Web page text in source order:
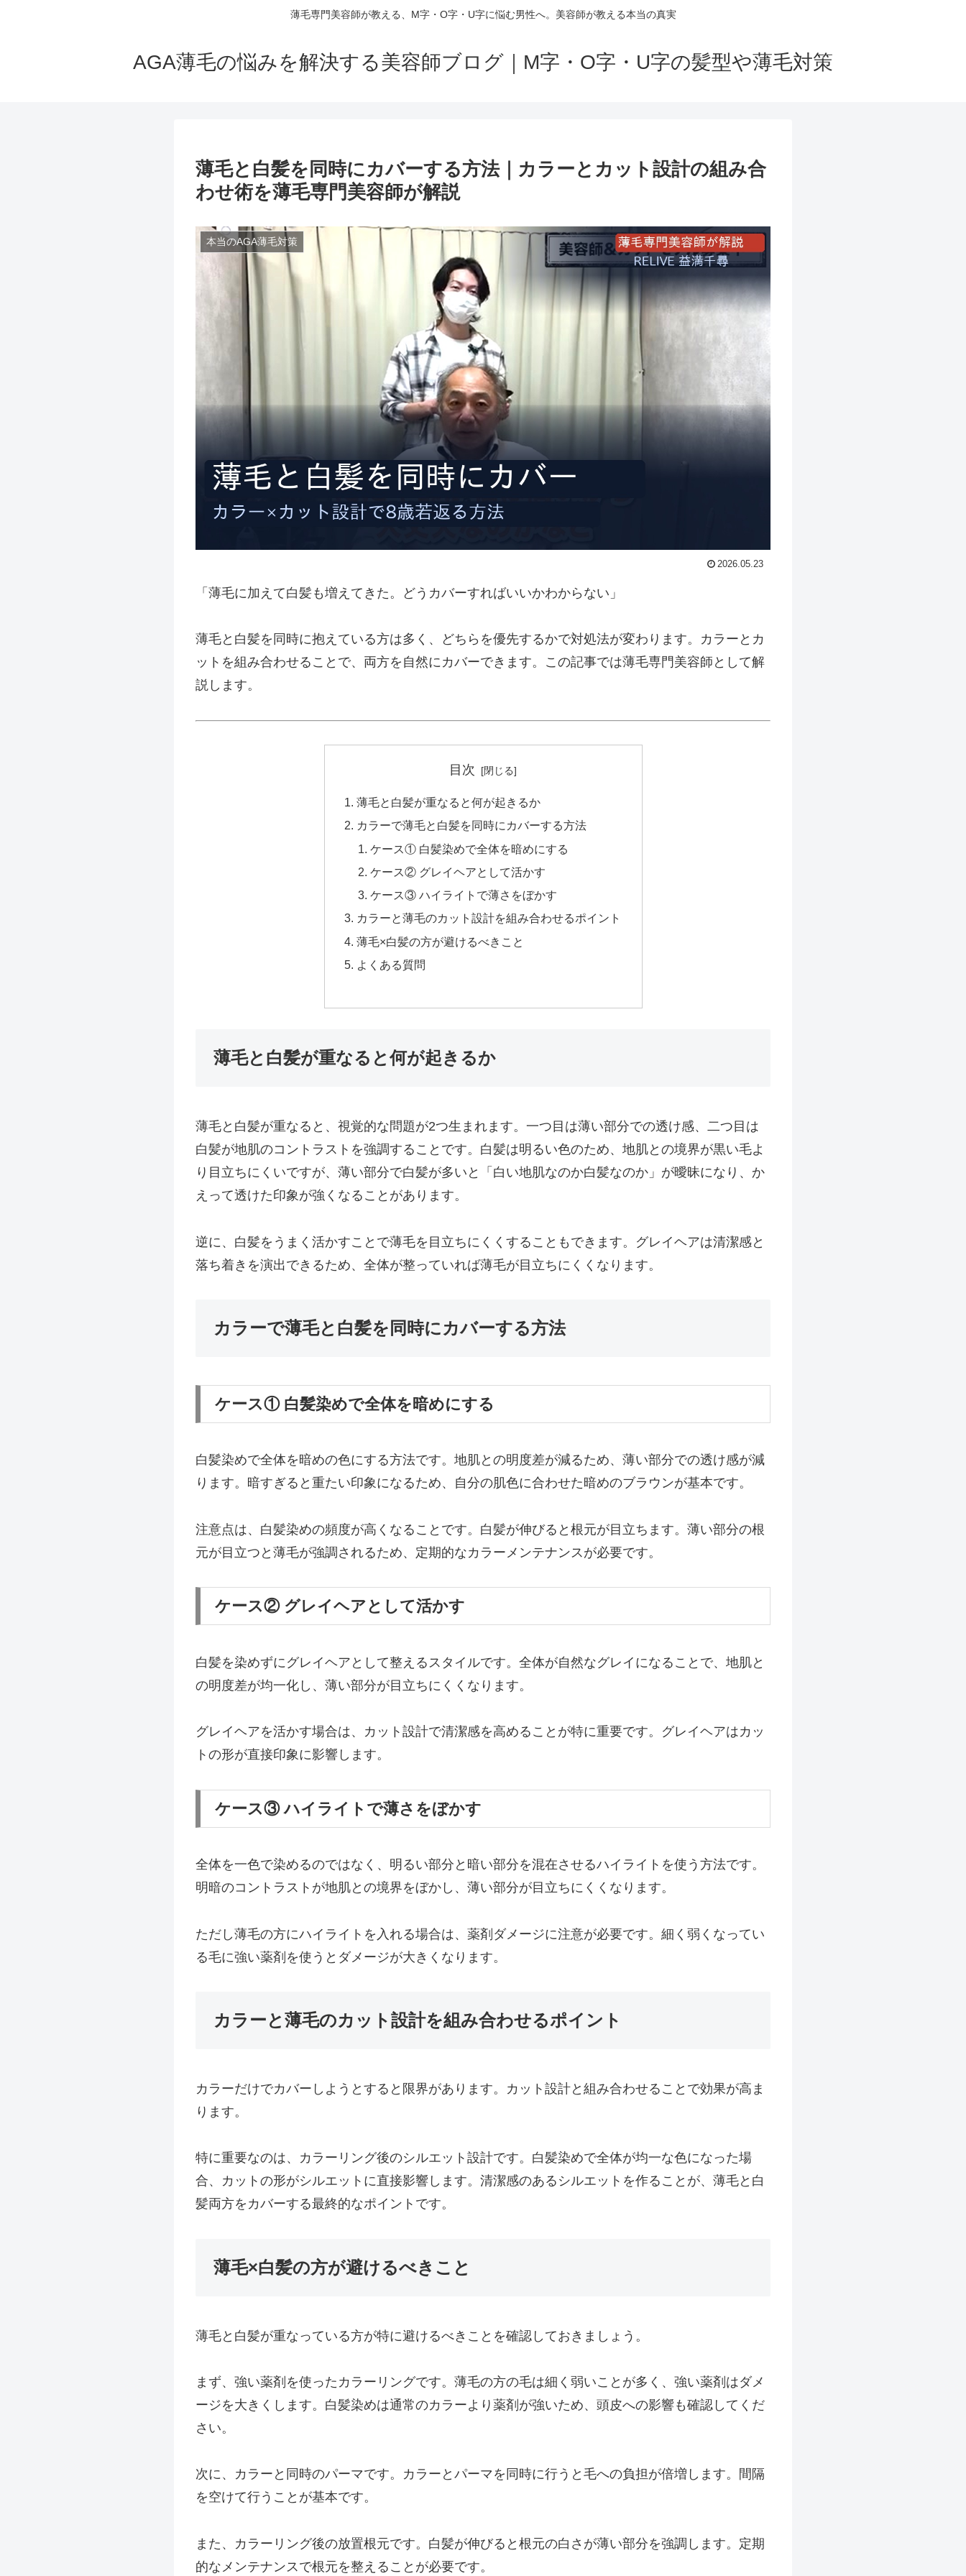
薄毛専門美容師が教える、M字・O字・U字に悩む男性へ。美容師が教える本当の真実
AGA薄毛の悩みを解決する美容師ブログ｜M字・O字・U字の髪型や薄毛対策
薄毛と白髪を同時にカバーする方法｜カラーとカット設計の組み合
わせ術を薄毛専門美容師が解説
本当のAGA薄毛対策
2026.05.23
「薄毛に加えて白髪も増えてきた。どうカバーすればいいかわからない」
薄毛と白髪を同時に抱えている方は多く、どちらを優先するかで対処法が変わります。カラーとカ
ットを組み合わせることで、両方を自然にカバーできます。この記事では薄毛専門美容師として解
説します。
目次
薄毛と白髪が重なると何が起きるか
カラーで薄毛と白髪を同時にカバーする方法
ケース① 白髪染めで全体を暗めにする
ケース② グレイヘアとして活かす
ケース③ ハイライトで薄さをぼかす
カラーと薄毛のカット設計を組み合わせるポイント
薄毛×白髪の方が避けるべきこと
よくある質問
薄毛と白髪が重なると何が起きるか
薄毛と白髪が重なると、視覚的な問題が2つ生まれます。一つ目は薄い部分での透け感、二つ目は
白髪が地肌のコントラストを強調することです。白髪は明るい色のため、地肌との境界が黒い毛よ
り目立ちにくいですが、薄い部分で白髪が多いと「白い地肌なのか白髪なのか」が曖昧になり、か
えって透けた印象が強くなることがあります。
逆に、白髪をうまく活かすことで薄毛を目立ちにくくすることもできます。グレイヘアは清潔感と
落ち着きを演出できるため、全体が整っていれば薄毛が目立ちにくくなります。
カラーで薄毛と白髪を同時にカバーする方法
ケース① 白髪染めで全体を暗めにする
白髪染めで全体を暗めの色にする方法です。地肌との明度差が減るため、薄い部分での透け感が減
ります。暗すぎると重たい印象になるため、自分の肌色に合わせた暗めのブラウンが基本です。
注意点は、白髪染めの頻度が高くなることです。白髪が伸びると根元が目立ちます。薄い部分の根
元が目立つと薄毛が強調されるため、定期的なカラーメンテナンスが必要です。
ケース② グレイヘアとして活かす
白髪を染めずにグレイヘアとして整えるスタイルです。全体が自然なグレイになることで、地肌と
の明度差が均一化し、薄い部分が目立ちにくくなります。
グレイヘアを活かす場合は、カット設計で清潔感を高めることが特に重要です。グレイヘアはカッ
トの形が直接印象に影響します。
ケース③ ハイライトで薄さをぼかす
全体を一色で染めるのではなく、明るい部分と暗い部分を混在させるハイライトを使う方法です。
明暗のコントラストが地肌との境界をぼかし、薄い部分が目立ちにくくなります。
ただし薄毛の方にハイライトを入れる場合は、薬剤ダメージに注意が必要です。細く弱くなってい
る毛に強い薬剤を使うとダメージが大きくなります。
カラーと薄毛のカット設計を組み合わせるポイント
カラーだけでカバーしようとすると限界があります。カット設計と組み合わせることで効果が高ま
ります。
特に重要なのは、カラーリング後のシルエット設計です。白髪染めで全体が均一な色になった場
合、カットの形がシルエットに直接影響します。清潔感のあるシルエットを作ることが、薄毛と白
髪両方をカバーする最終的なポイントです。
薄毛×白髪の方が避けるべきこと
薄毛と白髪が重なっている方が特に避けるべきことを確認しておきましょう。
まず、強い薬剤を使ったカラーリングです。薄毛の方の毛は細く弱いことが多く、強い薬剤はダメ
ージを大きくします。白髪染めは通常のカラーより薬剤が強いため、頭皮への影響も確認してくだ
さい。
次に、カラーと同時のパーマです。カラーとパーマを同時に行うと毛への負担が倍増します。間隔
を空けて行うことが基本です。
また、カラーリング後の放置根元です。白髪が伸びると根元の白さが薄い部分を強調します。定期
的なメンテナンスで根元を整えることが必要です。